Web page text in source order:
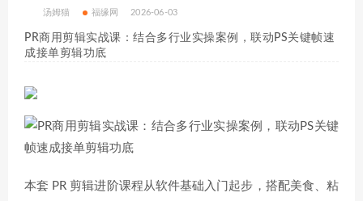
汤姆猫 福缘网 2026-06-03
PR商用剪辑实战课：结合多行业实操案例，联动PS关键帧速
成接单剪辑功底
本套 PR 剪辑进阶课程从软件基础入门起步，搭配美食、粘